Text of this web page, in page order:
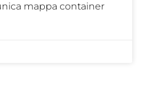
mappa container